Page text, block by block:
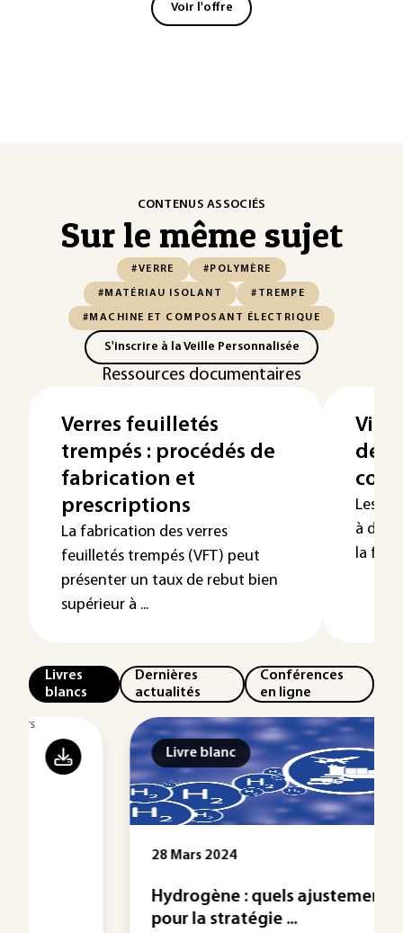
Voir l'offre
CONTENUS ASSOCIÉS
Sur le même sujet
#VERRE #POLYMÈRE
#MATÉRIAU ISOLANT #TREMPE
#MACHINE ET COMPOSANT ÉLECTRIQUE
S'inscrire à la Veille Personnalisée
Ressources documentaires
Verres feuilletés
trempés : procédés de
fabrication et
prescriptions
La fabrication des verres
feuilletés trempés (VFT) peut
présenter un taux de rebut bien
supérieur à ...
Les
à des
la fois
Livres
blancs
Dernières
actualités
Conférences
en ligne
Livre blanc
Hydrogène : quels ajustements
pour la stratégie ...